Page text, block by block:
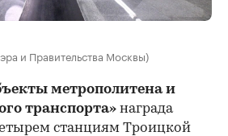
и Правительства Москвы)
метрополитена и
транспорта» награда
станциям Троицкой